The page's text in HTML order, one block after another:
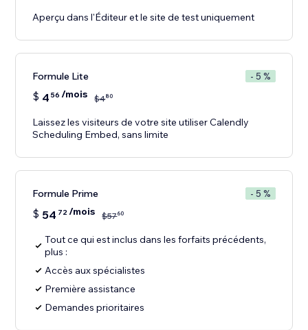
Aperçu dans l'Éditeur et le site de test uniquement
Formule Lite - 5 %
$ 4 56 /mois $480
Laissez les visiteurs de votre site utiliser Calendly
Scheduling Embed, sans limite
Formule Prime - 5 %
$ 54 72/mois $5760
Tout ce qui est inclus dans les forfaits précédents,
plus :
Accès aux spécialistes
Première assistance
Demandes prioritaires